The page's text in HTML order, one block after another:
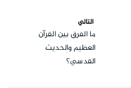
التالي
ما الفرق بين القرآن
العظيم والحديث
القدسي؟